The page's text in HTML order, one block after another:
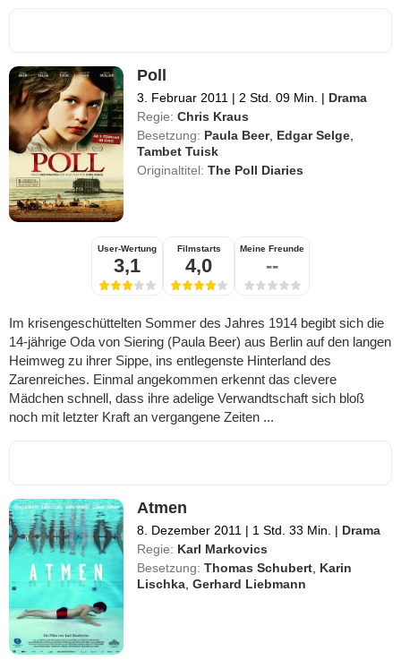
Poll
3. Februar 2011 | 2 Std. 09 Min. | Drama
Regie: Chris Kraus
Besetzung: Paula Beer, Edgar Selge,
Tambet Tuisk
Originaltitel:The Poll Diaries
User-Wertung
3,1
Filmstarts
4,0
Meine Freunde
--
Im krisengeschüttelten Sommer des Jahres 1914 begibt sich die
14-jährige Oda von Siering (Paula Beer) aus Berlin auf den langen
Heimweg zu ihrer Sippe, ins entlegenste Hinterland des
Zarenreiches. Einmal angekommen erkennt das clevere
Mädchen schnell, dass ihre adelige Verwandtschaft sich bloß
noch mit letzter Kraft an vergangene Zeiten ...
Atmen
8. Dezember 2011 | 1 Std. 33 Min. | Drama
Regie: Karl Markovics
Besetzung: Thomas Schubert, Karin
Lischka,Gerhard Liebmann